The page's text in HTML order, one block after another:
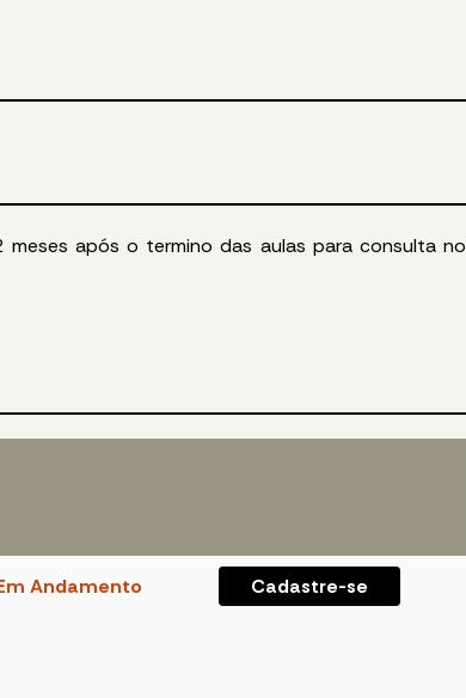
após o termino das aulas para consulta no
Andamento
Cadastre-se